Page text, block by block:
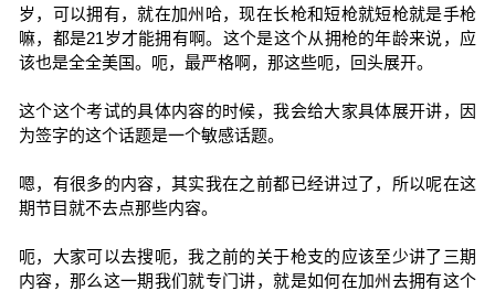
岁，可以拥有，就在加州哈，现在长枪和短枪就短枪就是手枪
嘛，都是21岁才能拥有啊。这个是这个从拥枪的年龄来说，应
该也是全全美国。呃，最严格啊，那这些呃，回头展开。
这个这个考试的具体内容的时候，我会给大家具体展开讲，因
为签字的这个话题是一个敏感话题。
嗯，有很多的内容，其实我在之前都已经讲过了，所以呢在这
期节目就不去点那些内容。
呃，大家可以去搜呃，我之前的关于枪支的应该至少讲了三期
内容，那么这一期我们就专门讲，就是如何在加州去拥有这个